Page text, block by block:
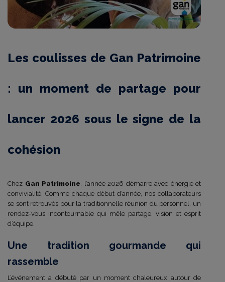
Les coulisses de Gan Patrimoine
: un moment de partage pour
lancer 2026 sous le signe de la
cohésion
Chez Gan Patrimoine , l’année 2026 démarre avec énergie et
convivialité. Comme chaque début d’année, nos collaborateurs
se sont retrouvés pour la traditionnelle réunion du personnel, un
rendez-vous incontournable qui mêle partage, vision et esprit
d’équipe.
Une tradition gourmande qui
rassemble
L’événement a débuté par un moment chaleureux autour de